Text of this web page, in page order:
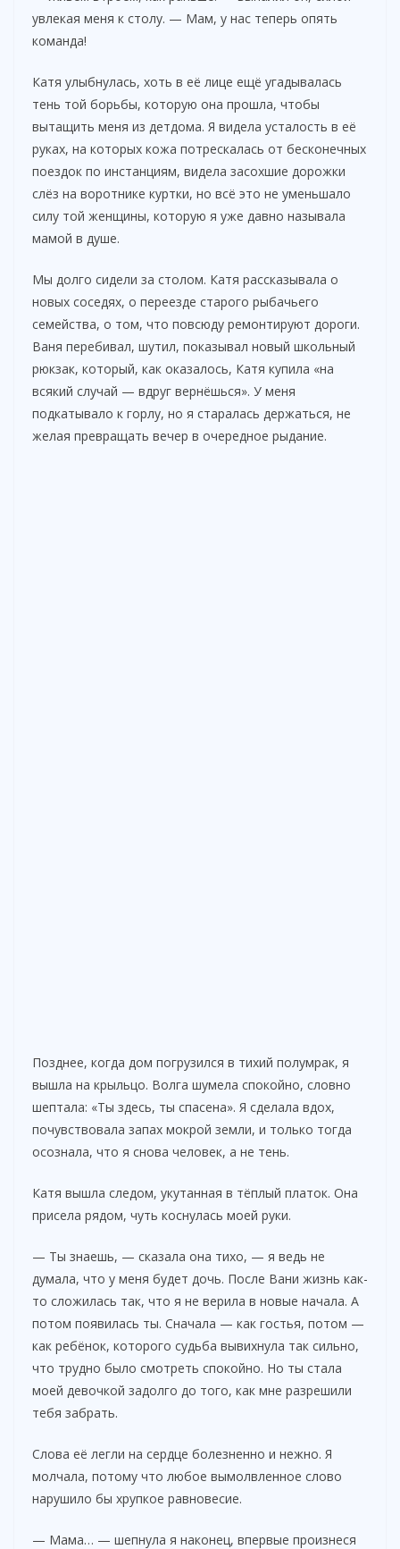
увлекая меня к столу. — Мам, у нас теперь опять
команда!
Катя улыбнулась, хоть в её лице ещё угадывалась
тень той борьбы, которую она прошла, чтобы
вытащить меня из детдома. Я видела усталость в её
руках, на которых кожа потрескалась от бесконечных
поездок по инстанциям, видела засохшие дорожки
слёз на воротнике куртки, но всё это не уменьшало
силу той женщины, которую я уже давно называла
мамой в душе.
Мы долго сидели за столом. Катя рассказывала о
новых соседях, о переезде старого рыбачьего
семейства, о том, что повсюду ремонтируют дороги.
Ваня перебивал, шутил, показывал новый школьный
рюкзак, который, как оказалось, Катя купила «на
всякий случай — вдруг вернёшься». У меня
подкатывало к горлу, но я старалась держаться, не
желая превращать вечер в очередное рыдание.
Позднее, когда дом погрузился в тихий полумрак, я
вышла на крыльцо. Волга шумела спокойно, словно
шептала: «Ты здесь, ты спасена». Я сделала вдох,
почувствовала запах мокрой земли, и только тогда
осознала, что я снова человек, а не тень.
Катя вышла следом, укутанная в тёплый платок. Она
присела рядом, чуть коснулась моей руки.
— Ты знаешь, — сказала она тихо, — я ведь не
думала, что у меня будет дочь. После Вани жизнь как-
то сложилась так, что я не верила в новые начала. А
потом появилась ты. Сначала — как гостья, потом —
как ребёнок, которого судьба вывихнула так сильно,
что трудно было смотреть спокойно. Но ты стала
моей девочкой задолго до того, как мне разрешили
тебя забрать.
Слова её легли на сердце болезненно и нежно. Я
молчала, потому что любое вымолвленное слово
нарушило бы хрупкое равновесие.
— Мама… — шепнула я наконец, впервые произнеся